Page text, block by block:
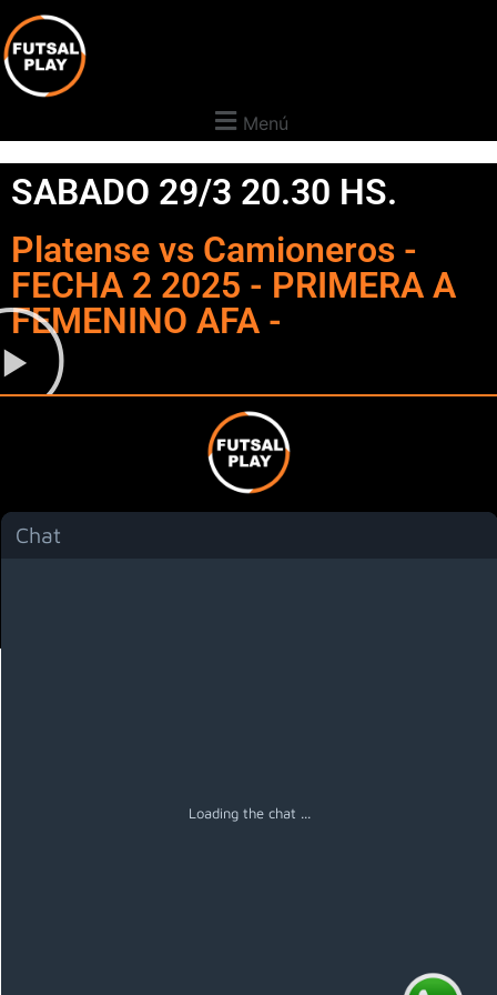
Menú
SABADO 29/3 20.30 HS.
Platense vs Camioneros -
FECHA 2 2025 - PRIMERA A
FEMENINO AFA -
Chat
Loading the chat ...